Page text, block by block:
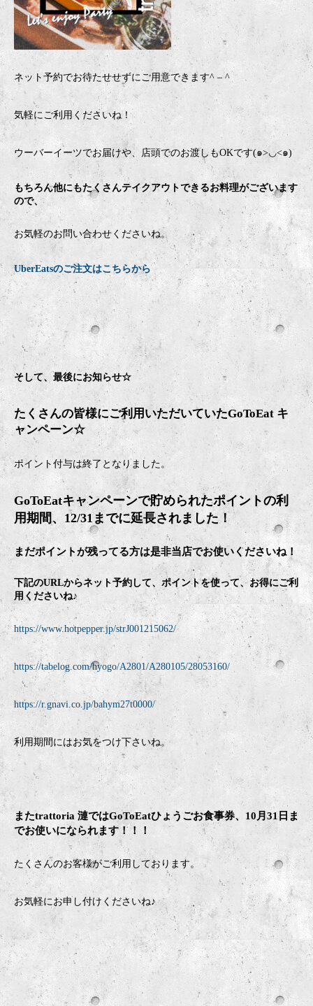
ネット予約でお待たせせずにご用意できます^ – ^
気軽にご利用くださいね！
ウーバーイーツでお届けや、店頭でのお渡しもOKです(๑>◡<๑)
もちろん他にもたくさんテイクアウトできるお料理がございます
ので、
お気軽のお問い合わせくださいね。
UberEatsのご注文はこちらから
そして、最後にお知らせ☆
たくさんの皆様にご利用いただいていたGoToEat キ
ャンペーン☆
ポイント付与は終了となりました。
GoToEatキャンペーンで貯められたポイントの利
用期間、12/31までに延長されました！
まだポイントが残ってる方は是非当店でお使いくださいね！
下記のURLからネット予約して、ポイントを使って、お得にご利
用くださいね♪
https://www.hotpepper.jp/strJ001215062/
https://tabelog.com/hyogo/A2801/A280105/28053160/
https://r.gnavi.co.jp/bahym27t0000/
利用期間にはお気をつけ下さいね。
またtrattoria 漣ではGoToEatひょうごお食事券、10月31日ま
でお使いになられます！！！
たくさんのお客様がご利用しております。
お気軽にお申し付けくださいね♪